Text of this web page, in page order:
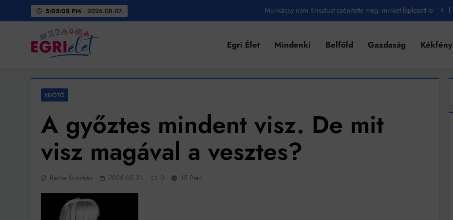
5:05:09 PM 2026.08.07.
Munkácsy nem Krisztust szépítette meg: minket leplezett le
Amikor a Tetris boldogabbá tesz, mint a szerelem
Az öregség nem csak ránc?
Az ördög még mindig Pradát visel. De te miért öltözöl hozzá?
Egri Élet
Egri Élet Mindenki Belföld Gazdaság Kékfény
KIKÖTŐ
A győztes mindent visz. De mit
visz magával a vesztes?
Barna Krisztián 2026.05.21. 0 15 Perc